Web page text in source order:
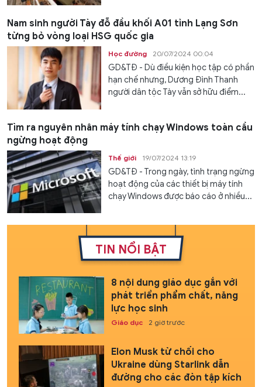
Nam sinh người Tày đỗ đầu khối A01 tỉnh Lạng Sơn
từng bỏ vòng loại HSG quốc gia
Học đường 20/07/2024 00:04
GD&TĐ - Dù điều kiện học tập có phần
hạn chế nhưng, Dương Đình Thanh
người dân tộc Tày vẫn sở hữu điểm...
Tìm ra nguyên nhân máy tính chạy Windows toàn cầu
ngừng hoạt động
Thế giới 19/07/2024 13:19
GD&TĐ - Trong ngày, tình trạng ngừng
hoạt động của các thiết bị máy tính
chạy Windows được báo cáo ở nhiều...
TIN NỔI BẬT
8 nội dung giáo dục gắn với
phát triển phẩm chất, năng
lực học sinh
Giáo dục 2 giờ trước
Elon Musk từ chối cho
Ukraine dùng Starlink dẫn
đường cho các đòn tập kích